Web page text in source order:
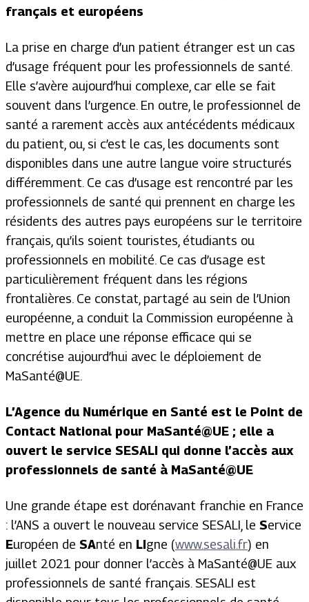
français et européens
La prise en charge d’un patient étranger est un cas
d’usage fréquent pour les professionnels de santé.
Elle s’avère aujourd’hui complexe, car elle se fait
souvent dans l’urgence. En outre, le professionnel de
santé a rarement accès aux antécédents médicaux
du patient, ou, si c’est le cas, les documents sont
disponibles dans une autre langue voire structurés
différemment. Ce cas d’usage est rencontré par les
professionnels de santé qui prennent en charge les
résidents des autres pays européens sur le territoire
français, qu’ils soient touristes, étudiants ou
professionnels en mobilité. Ce cas d’usage est
particulièrement fréquent dans les régions
frontalières. Ce constat, partagé au sein de l’Union
européenne, a conduit la Commission européenne à
mettre en place une réponse efficace qui se
concrétise aujourd’hui avec le déploiement de
MaSanté@UE.
L’Agence du Numérique en Santé est le Point de
Contact National pour MaSanté@UE ; elle a
ouvert le service SESALI qui donne l’accès aux
professionnels de santé à MaSanté@UE
Une grande étape est dorénavant franchie en France
: l’ANS a ouvert le nouveau service SESALI, le Service
Européen de SAnté en LIgne (www.sesali.fr) en
juillet 2021 pour donner l’accès à MaSanté@UE aux
professionnels de santé français. SESALI est